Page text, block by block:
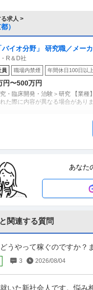
求人 >
）
バイオ分野」 研究職／メー
R＆D社
員 職場内禁煙 年間休日100日以上
円〜500万円
究・臨床開発・治験＞研究 【業
れた際に内容が異なる場合があり
／ 「エンプラセールス」研
円〜1,100万円
業＞法人営業 【業種】IT・イン
ルタント ／ 「ペット×保険×
保険株式会社
日以上 研修あり 自社サービス
円〜600万円
サルタント＞戦略コンサルタン
覧された際に内容が異なる場合
あなた
関連する質問
うやって稼ぐのですか？
金は貰えるんですかね？
3 2026/08/04
いた新社会人です。悩み